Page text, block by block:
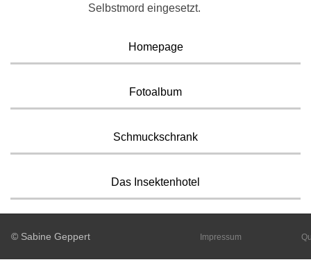
Selbstmord eingesetzt.
Homepage
Fotoalbum
Schmuckschrank
Das Insektenhotel
© Sabine Geppert Impressum